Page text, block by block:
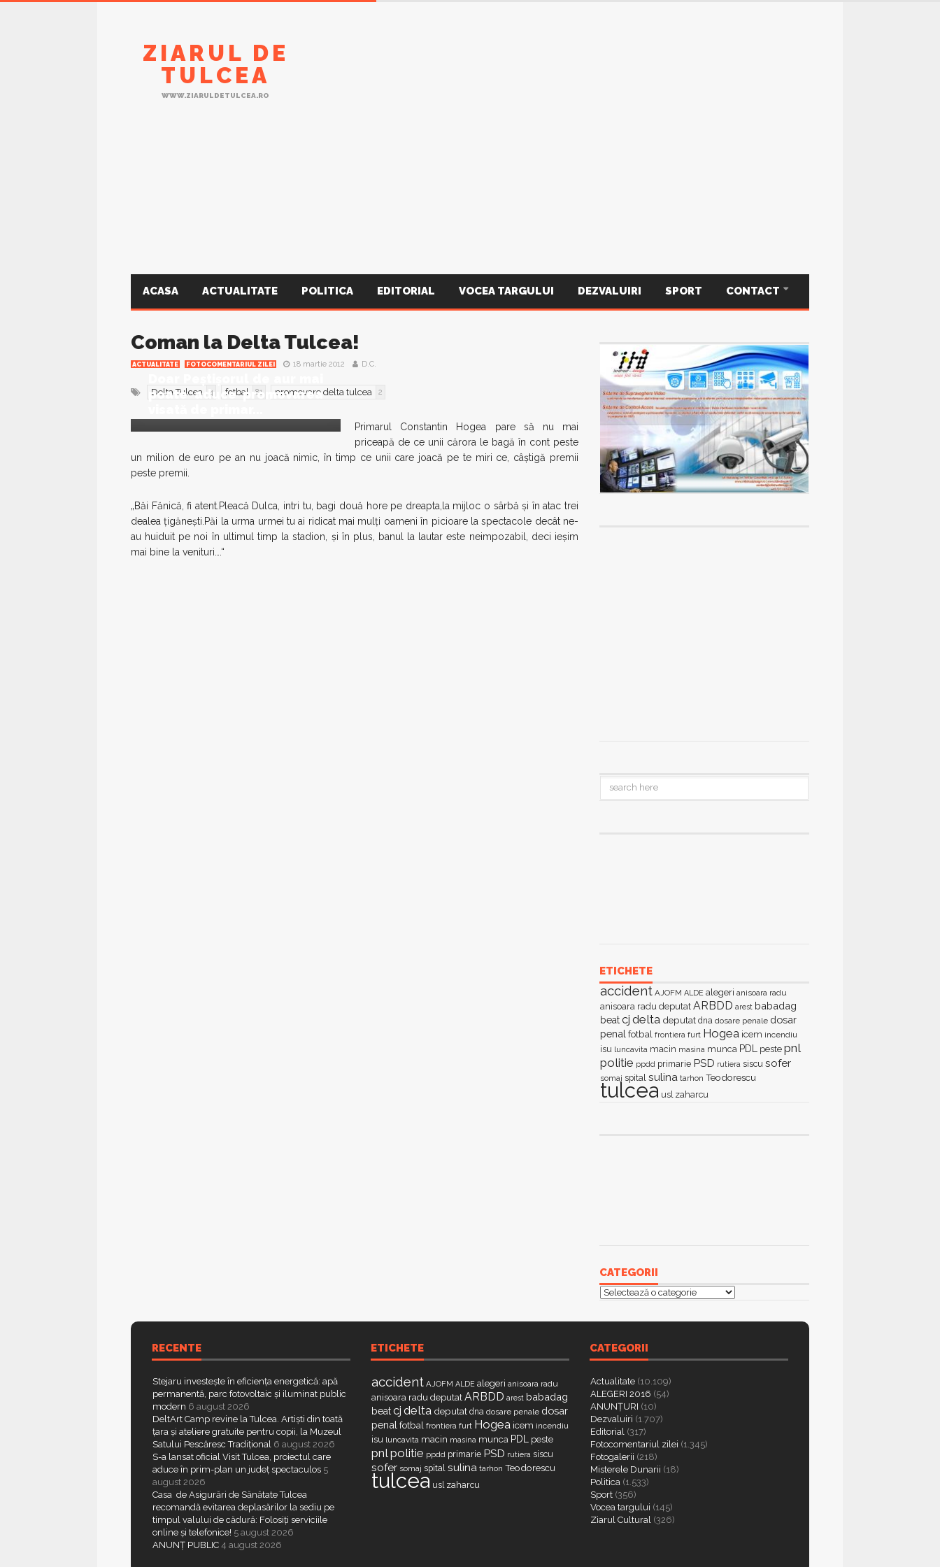
ZIARUL DE
TULCEA
WWW.ZIARULDETULCEA.RO
ACASA ACTUALITATE POLITICA EDITORIAL VOCEA TARGULUI DEZVALUIRI SPORT CONTACT
Coman la Delta Tulcea!
ACTUALITATE FOTOCOMENTARIUL ZILEI 18 martie 2012 D.C.
Delta Tulcea 4 fotbal 81 promovare delta tulcea 2
poate aduce promovarea
Primarul Constantin Hogea pare să nu mai
priceapă de ce unii cărora le bagă în cont peste
un milion de euro pe an nu joacă nimic, în timp ce unii care joacă pe te miri ce, câştigă premii
peste premii.
„Băi Fănică, fi atent.Pleacă Dulca, intri tu, bagi două hore pe dreapta,la mijloc o sârbă şi în atac trei
dealea ţigăneşti.Păi la urma urmei tu ai ridicat mai mulţi oameni în picioare la spectacole decât ne-
au huiduit pe noi în ultimul timp la stadion, şi în plus, banul la lautar este neimpozabil, deci ieşim
mai bine la venituri….“
ETICHETE
accident AJOFM ALDE alegeri anisoara radu
anisoara radu deputat ARBDD arest babadag
beatcj delta deputat dna dosare penale dosar
penal fotbal frontiera furt Hogea icem incendiu
isu luncavita macin masina munca PDL peste pnl
politie ppdd primarie PSD rutiera siscu sofer
somaj spital sulina tarhon Teodorescu
tulcea usl zaharcu
CATEGORII
Categorii
RECENTE
Stejaru investește în eficiența energetică: apă
permanentă, parc fotovoltaic și iluminat public
modern 6 august 2026
DeltArt Camp revine la Tulcea. Artiști din toată
țara și ateliere gratuite pentru copii, la Muzeul
Satului Pescăresc Tradițional 6 august 2026
S-a lansat oficial Visit Tulcea, proiectul care
aduce în prim-plan un județ spectaculos 5
august 2026
Casa de Asigurări de Sănătate Tulcea
recomandă evitarea deplasărilor la sediu pe
timpul valului de cădură: Folosiți serviciile
online și telefonice! 5 august 2026
ANUNȚ PUBLIC 4 august 2026
ETICHETE
accident AJOFM ALDE alegeri anisoara radu
anisoara radu deputat ARBDD arest babadag
beatcj delta deputat dna dosare penale dosar
penal fotbal frontiera furt Hogea icem incendiu
isu luncavita macin masina munca PDL peste
pnl politie ppdd primarie PSD rutiera siscu
sofer somaj spital sulina tarhon Teodorescu
tulcea usl zaharcu
CATEGORII
Actualitate (10.109)
ALEGERI 2016 (54)
ANUNȚURI (10)
Dezvaluiri (1.707)
Editorial (317)
Fotocomentariul zilei (1.345)
Fotogalerii (218)
Misterele Dunarii (18)
Politica (1.533)
Sport (356)
Vocea targului (145)
Ziarul Cultural (326)